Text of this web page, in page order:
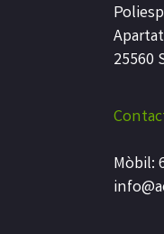
25560
Mòbil: